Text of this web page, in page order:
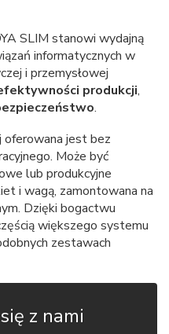
SLIM stanowi wydajną
informatycznych w
i przemysłowej
produkcji,
.
jest bez
Może być
lub produkcyjne
i wagą, zamontowana na
Dzięki bogactwu
większego systemu
zestawach
z nami